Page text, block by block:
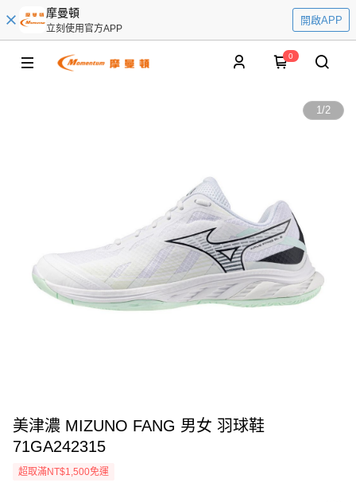
摩曼頓
立刻使用官方APP
開啟APP
0
1/2
美津濃 MIZUNO FANG 男女 羽球鞋
71GA242315
超取滿NT$1,500免運